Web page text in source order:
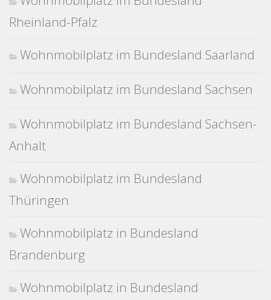
Rheinland-Pfalz
Wohnmobilplatz im Bundesland Saarland
Wohnmobilplatz im Bundesland Sachsen
Wohnmobilplatz im Bundesland Sachsen-
Anhalt
Wohnmobilplatz im Bundesland
Thüringen
Wohnmobilplatz in Bundesland
Brandenburg
Wohnmobilplatz in Bundesland